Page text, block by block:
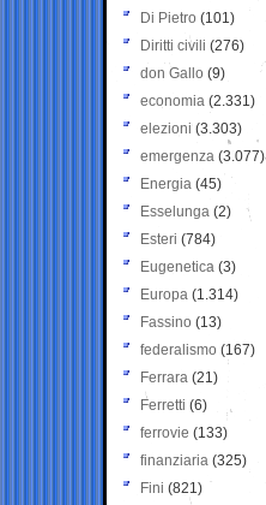
Di Pietro (101)
Diritti civili (276)
don Gallo (9)
economia (2.331)
elezioni (3.303)
emergenza (3.077)
Energia (45)
Esselunga (2)
Esteri (784)
Eugenetica (3)
Europa (1.314)
Fassino (13)
federalismo (167)
Ferrara (21)
Ferretti (6)
ferrovie (133)
finanziaria (325)
Fini (821)